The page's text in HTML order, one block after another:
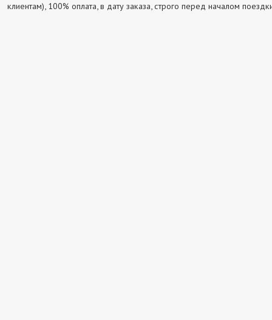
клиентам), 100% оплата, в дату заказа, строго перед началом